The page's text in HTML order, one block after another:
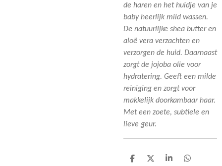
de haren en het huidje van je
baby heerlijk mild wassen.
De natuurlijke shea butter en
aloë vera verzachten en
verzorgen de huid. Daarnaast
zorgt de jojoba olie voor
hydratering. Geeft een milde
reiniging en zorgt voor
makkelijk doorkambaar haar.
Met een zoete, subtiele en
lieve geur.
D
D
S
D